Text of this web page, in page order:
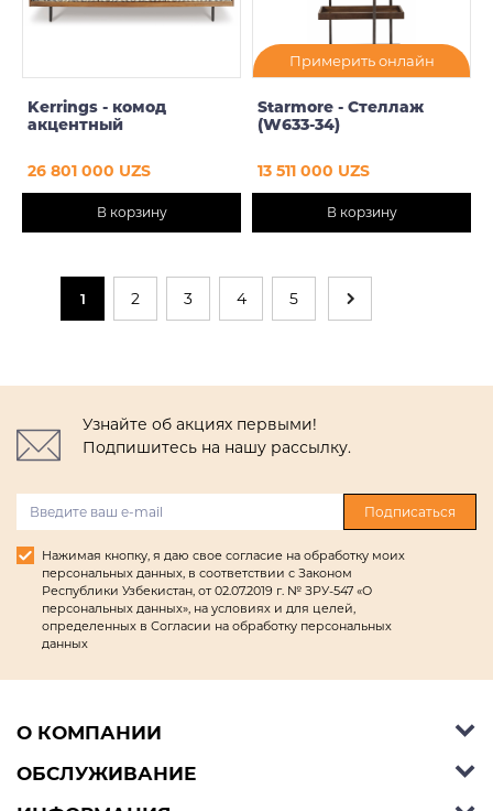
Kerrings - комод
акцентный
26 801 000 UZS
В корзину
Примерить онлайн
Starmore - Стеллаж
(W633-34)
13 511 000 UZS
В корзину
1 2 3 4 5
Узнайте об акциях первыми!
Подпишитесь на нашу рассылку.
Подписаться
Нажимая кнопку, я даю свое согласие на обработку моих
персональных данных, в соответствии с Законом
Республики Узбекистан, от 02.07.2019 г. № ЗРУ-547 «О
персональных данных», на условиях и для целей,
определенных в Согласии на обработку персональных
данных
О КОМПАНИИ
Об Ashley Furniture HomeStore
ОБСЛУЖИВАНИЕ